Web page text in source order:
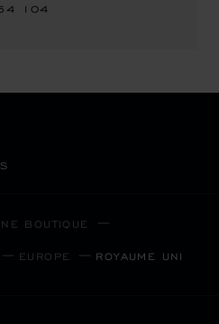
104
BOUTIQUE
EUROPE ROYAUME UNI